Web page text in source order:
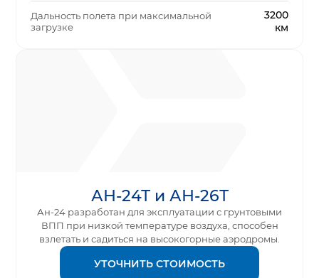
Дальность полета при максимальной
загрузке
3200
км
АН-24Т и АН-26Т
Ан-24 разработан для эксплуатации с грунтовыми
ВПП при низкой температуре воздуха, способен
взлетать и садиться на высокогорные аэродромы.
УТОЧНИТЬ СТОИМОСТЬ